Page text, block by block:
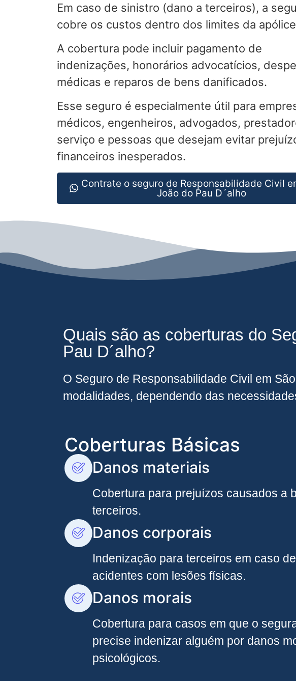
Em caso de sinistro (dano a terceiros), a
cobre os custos dentro dos limites da
A cobertura pode incluir pagamento de
indenizações, honorários advocatícios,
médicas e reparos de bens danificados.
Esse seguro é especialmente útil para
médicos, engenheiros, advogados,
serviço e pessoas que desejam evitar
financeiros inesperados.
Contrate o seguro de Responsabilidade Civil
João do Pau D´alho
Quais são as coberturas do
Pau D´alho?
O Seguro de Responsabilidade Civil em
modalidades, dependendo das
Coberturas Básicas
Danos materiais
Cobertura para prejuízos causados a
terceiros.
Danos corporais
Indenização para terceiros em caso de
acidentes com lesões físicas.
Danos morais
Cobertura para casos em que o
precise indenizar alguém por danos
psicológicos.